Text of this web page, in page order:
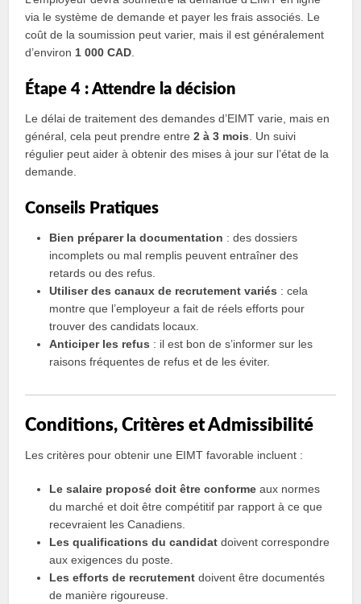
via le système de demande et payer les frais associés. Le
coût de la soumission peut varier, mais il est généralement
d’environ 1 000 CAD
Étape 4 : Attendre la décision
Le délai de traitement des demandes d’EIMT varie, mais en
général, cela peut prendre entre2 à 3 mois . Un suivi
régulier peut aider à obtenir des mises à jour sur l’état de la
demande.
Conseils Pratiques
Bien préparer la documentation : des dossiers
incomplets ou mal remplis peuvent entraîner des
retards ou des refus.
Utiliser des canaux de recrutement variés : cela
montre que l’employeur a fait de réels efforts pour
trouver des candidats locaux.
Anticiper les refus : il est bon de s’informer sur les
raisons fréquentes de refus et de les éviter.
Conditions, Critères et Admissibilité
Les critères pour obtenir une EIMT favorable incluent :
Le salaire proposé doit être conforme aux normes
du marché et doit être compétitif par rapport à ce que
recevraient les Canadiens.
Les qualifications du candidat doivent correspondre
aux exigences du poste.
Les efforts de recrutement doivent être documentés
de manière rigoureuse.